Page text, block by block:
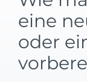
eine
oder